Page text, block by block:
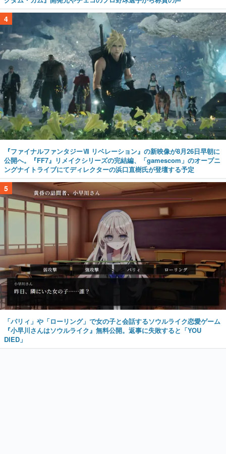
4
『ファイナルファンタジーⅦ リベレーション』の新映像が8月26日早朝に
公開へ。『FF7』リメイクシリーズの完結編、「gamescom」のオープニ
ングナイトライブにてディレクターの浜口直樹氏が登壇する予定
5
「パリィ」や「ローリング」で女の子と会話するソウルライク恋愛ゲーム
『小早川さんはソウルライク』無料公開。返事に失敗すると「YOU
DIED」